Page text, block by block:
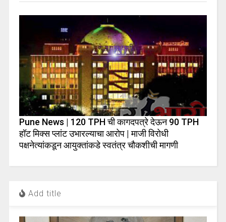
Pune News | 120 TPH ची कागदपत्रे देऊन 90 TPH
हॉट मिक्स प्लांट उभारल्याचा आरोप | माजी विरोधी
पक्षनेत्यांकडून आयुक्तांकडे स्वतंत्र चौकशीची मागणी
Add title